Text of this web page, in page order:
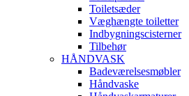
Toiletsæder
Væghængte toiletter
Indbygningscisterner
Tilbehør
HÅNDVASK
Badeværelsesmøbler
Håndvaske